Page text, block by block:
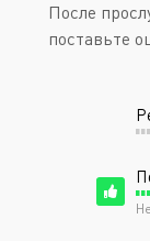
После
поставьте